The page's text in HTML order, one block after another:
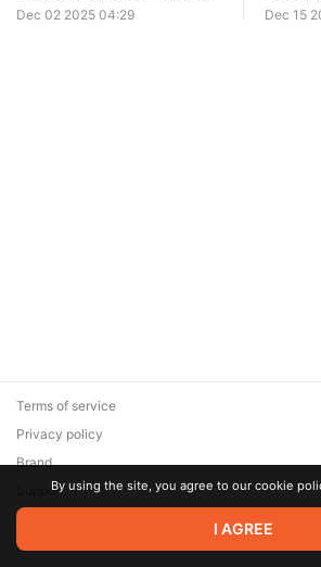
Dec 02 2025 04:29 Dec 15
© 2026 Zaya Solutions Limited. All rights
are the property of their respective owners.
Terms of service
Privacy policy
Brand
SupportBy using the site, you agree to our cookie
I AGREE